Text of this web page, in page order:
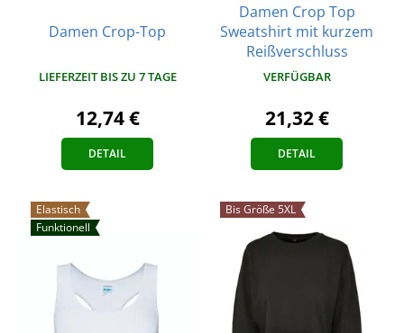
Damen Crop-Top
LIEFERZEIT BIS ZU 7 TAGE
12,74 €
DETAIL
Damen Crop Top
Sweatshirt mit kurzem
Reißverschluss
VERFÜGBAR
21,32 €
DETAIL
Elastisch
Funktionell
Bis Größe 5XL